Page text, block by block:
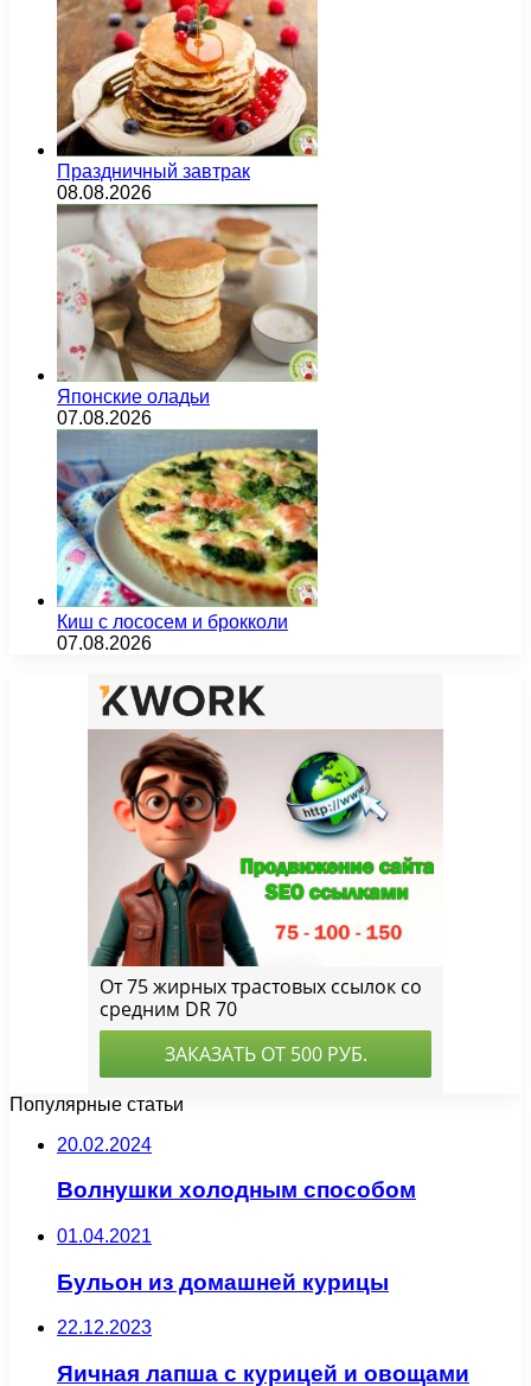
Праздничный завтрак
08.08.2026
Японские оладьи
07.08.2026
Киш с лососем и брокколи
07.08.2026
Популярные статьи
20.02.2024
Волнушки холодным способом
01.04.2021
Бульон из домашней курицы
22.12.2023
Яичная лапша с курицей и овощами